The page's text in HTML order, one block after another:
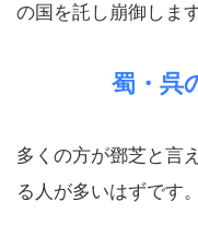
の国を託し崩御します
蜀・呉
多くの方が鄧芝と言え
る人が多いはずです。